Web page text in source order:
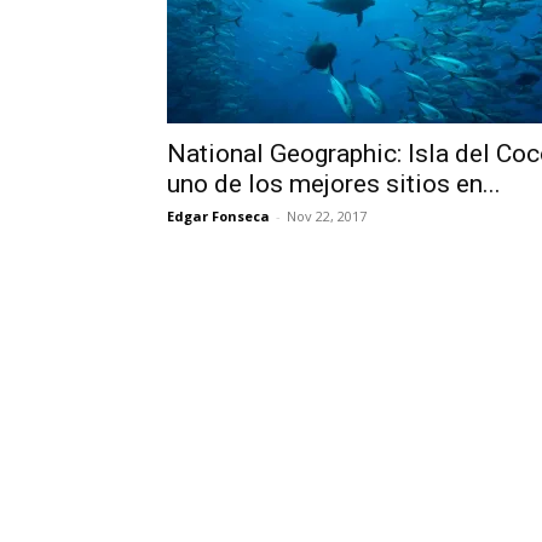
National Geographic: Isla del
uno de los mejores sitios en...
Edgar Fonseca - Nov 22, 2017